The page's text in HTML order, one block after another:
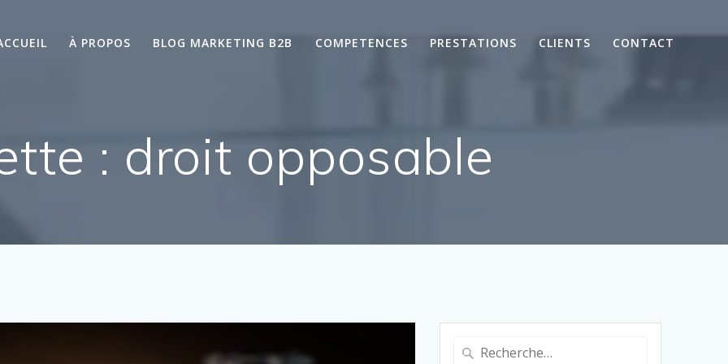
À PROPOS BLOG MARKETING B2B COMPETENCES PRESTATIONS CLIENTS CONTACT
: droit opposable
Recherche